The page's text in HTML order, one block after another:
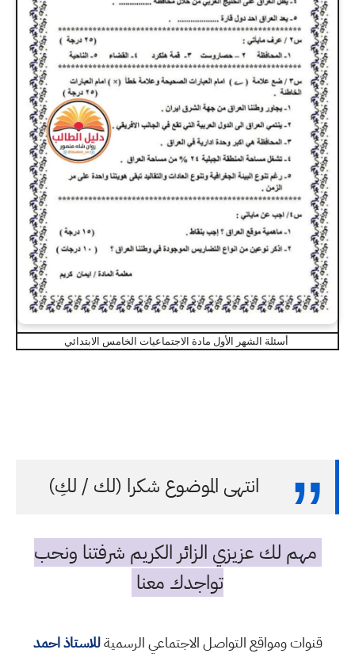
أسئلة الشهر الأول مادة الاجتماعيات الخامس الابتدائي
انتهى الموضوع شكرا (لك / لكِ)
مهم لك عزيزي الزائر الكريم شرفتنا ونحب
تواجدك معنا
قنوات ومواقع التواصل الاجتماعي الرسميةللاستاذ احمد